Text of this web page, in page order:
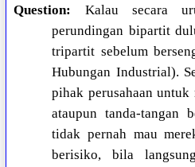
Question:
Kalau secara
perundingan bipartit
tripartit sebelum
Hubungan Industrial).
pihak perusahaan
ataupun tanda-tangan
tidak pernah mau
berisiko, bila